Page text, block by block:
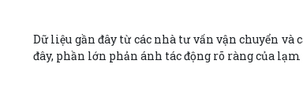
Dữ liệu gần đây từ các nhà tư vấn vận chuyển
đây, phần lớn phản ánh tác động rõ ràng của